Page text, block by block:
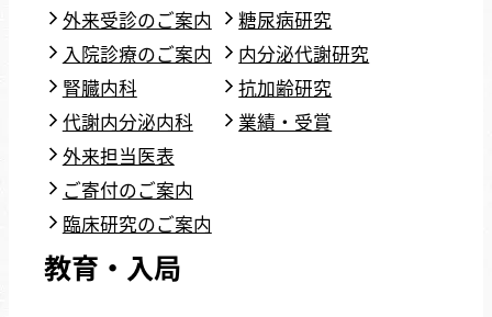
外来受診のご案内
入院診療のご案内
腎臓内科
代謝内分泌内科
外来担当医表
ご寄付のご案内
臨床研究のご案内
糖尿病研究
内分泌代謝研究
抗加齢研究
業績・受賞
教育・入局